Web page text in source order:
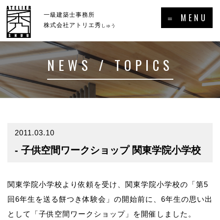
＝ MENU
一級建築士事務所
株式会社アトリエ秀 しゅう ×
ホーム
－HOME
新着情報・トピックス
事業案内 プロフィール
実績・受賞歴
メディア掲載・出演・講演等
NEWS / TOPICS
2011.03.10
- 子供空間ワークショップ 関東学院小学校
関東学院小学校より依頼を受け、関東学院小学校の「第5
回6年生を送る餅つき体験会」の開始前に、6年生の思い出
として「子供空間ワークショップ」を開催しました。